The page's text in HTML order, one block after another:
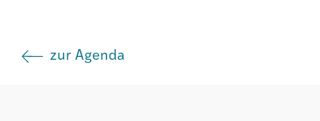
Società
zur Agenda